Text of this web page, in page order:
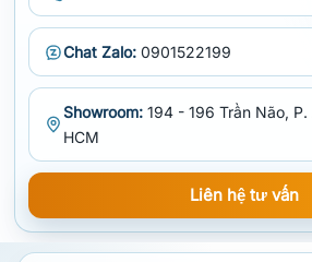
Chat Zalo: 0901522199
Showroom: 194 - 196 Trần Não, P.
HCM
Liên hệ tư vấn